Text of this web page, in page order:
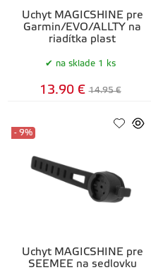
Úchyt MAGICSHINE pre
Garmin/EVO/ALLTY na
riadítka plast
na sklade 1 ks
13.90 € 14.95 €
Úchyt MAGICSHINE pre
SEEMEE na sedlovku
- 9%